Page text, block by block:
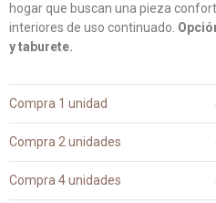
hogar que buscan una pieza
interiores de uso continuado.
y taburete.
Compra 1 unidad
Compra 2 unidades
Compra 4 unidades